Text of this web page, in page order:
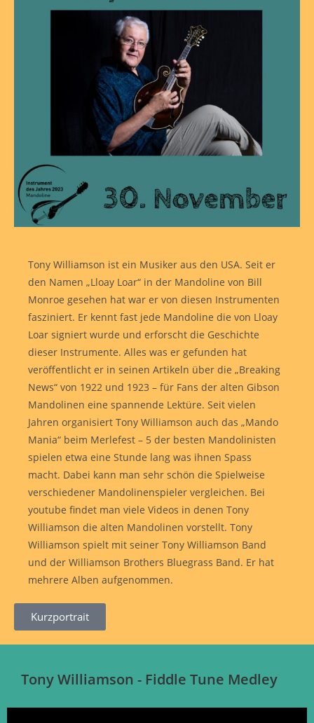
Tony Williamson ist ein Musiker aus den USA. Seit er
den Namen „Lloay Loar“ in der Mandoline von Bill
Monroe gesehen hat war er von diesen Instrumenten
fasziniert. Er kennt fast jede Mandoline die von Lloay
Loar signiert wurde und erforscht die Geschichte
dieser Instrumente. Alles was er gefunden hat
veröffentlicht er in seinen Artikeln über die „Breaking
News“ von 1922 und 1923 – für Fans der alten Gibson
Mandolinen eine spannende Lektüre. Seit vielen
Jahren organisiert Tony Williamson auch das „Mando
Mania“ beim Merlefest – 5 der besten Mandolinisten
spielen etwa eine Stunde lang was ihnen Spass
macht. Dabei kann man sehr schön die Spielweise
verschiedener Mandolinenspieler vergleichen. Bei
youtube findet man viele Videos in denen Tony
Williamson die alten Mandolinen vorstellt. Tony
Williamson spielt mit seiner Tony Williamson Band
und der Williamson Brothers Bluegrass Band. Er hat
mehrere Alben aufgenommen.
Kurzportrait
Tony Williamson - Fiddle Tune Medley